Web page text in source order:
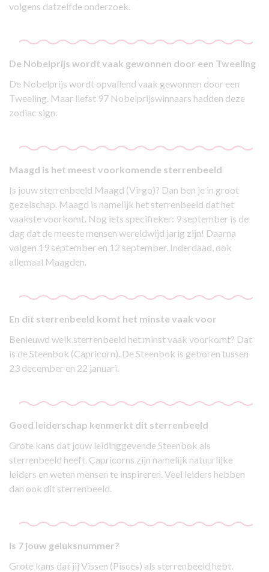
volgens datzelfde onderzoek.
De Nobelprijs wordt vaak gewonnen door een Tweeling
De Nobelprijs wordt opvallend vaak gewonnen door een
Tweeling. Maar liefst 97 Nobelprijswinnaars hadden deze
zodiac sign.
Maagd is het meest voorkomende sterrenbeeld
Is jouw sterrenbeeld Maagd (Virgo)? Dan ben je in groot
gezelschap. Maagd is namelijk het sterrenbeeld dat het
vaakste voorkomt. Nog iets specifieker: 9 september is de
dag dat de meeste mensen wereldwijd jarig zijn! Daarna
volgen 19 september en 12 september. Inderdaad, ook
allemaal Maagden.
En dit sterrenbeeld komt het minste vaak voor
Benieuwd welk sterrenbeeld het minst vaak voorkomt? Dat
is de Steenbok (Capricorn). De Steenbok is geboren tussen
23 december en 22 januari.
Goed leiderschap kenmerkt dit sterrenbeeld
Grote kans dat jouw leidinggevende Steenbok als
sterrenbeeld heeft. Capricorns zijn namelijk natuurlijke
leiders en weten mensen te inspireren. Veel leiders hebben
dan ook dit sterrenbeeld.
Is 7 jouw geluksnummer?
Grote kans dat jij Vissen (Pisces) als sterrenbeeld hebt.